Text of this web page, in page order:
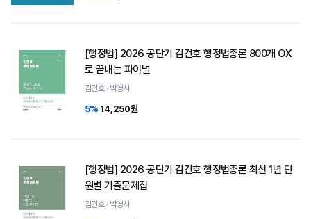
[행정법] 2026 공단기 김건호 행정법총론 800개 OX
로 끝내는 파이널
김건호 · 박영사
5% 14,250원
[행정법] 2026 공단기 김건호 행정법총론 최신 1년 단
원별 기출문제집
김건호 · 박영사